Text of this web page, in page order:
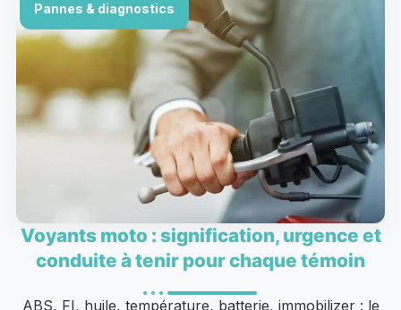
Pannes & diagnostics
Voyants moto : signification, urgence et
conduite à tenir pour chaque témoin
ABS, FI, huile, température, batterie, immobilizer : le